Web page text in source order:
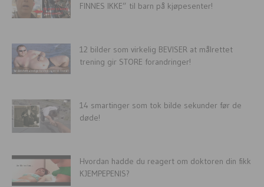
FINNES IKKE” til barn på kjøpesenter!
12 bilder som virkelig BEVISER at målrettet
trening gir STORE forandringer!
14 smartinger som tok bilde sekunder før de
døde!
Hvordan hadde du reagert om doktoren din fikk
KJEMPEPENIS?